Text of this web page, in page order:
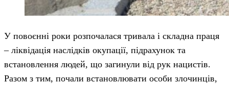
У повоєнні роки розпочалася тривала і складна праця
– ліквідація наслідків окупації, підрахунок та
встановлення людей, що загинули від рук нацистів.
Разом з тим, почали встановлювати особи злочинців,